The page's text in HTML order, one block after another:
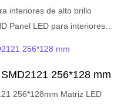
del módulo LED P2.5 para
de pantalla LED,
interiores de alto brillo
Panel LED para interiores
en el mercado, tiene
en términos de
y goza de una buena
256*128 mm
256*128mm Matriz LED